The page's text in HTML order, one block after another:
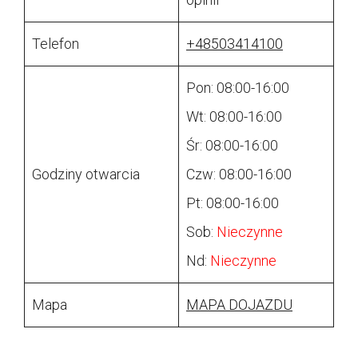
Telefon +48503414100
Godziny otwarcia
Pon: 08:00-16:00
Wt: 08:00-16:00
Śr: 08:00-16:00
Czw: 08:00-16:00
Pt: 08:00-16:00
Sob: Nieczynne
Nd: Nieczynne
Mapa MAPA DOJAZDU